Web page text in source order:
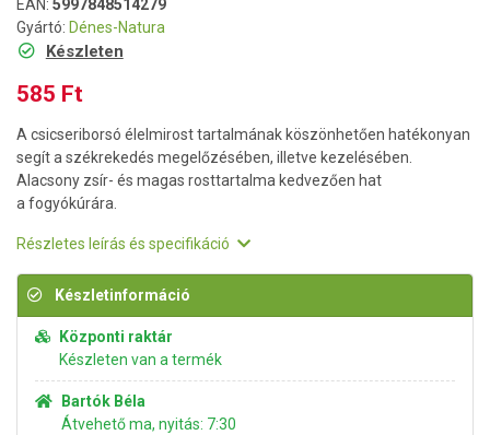
EAN: 5997848514279
Gyártó: Dénes-Natura
Készleten
585 Ft
A csicseriborsó élelmirost tartalmának köszönhetően hatékonyan
segít a székrekedés megelőzésében, illetve kezelésében.
Alacsony zsír- és magas rosttartalma kedvezően hat
a fogyókúrára.
Részletes leírás és specifikáció
Készletinformáció
Központi raktár
Készleten van a termék
Bartók Béla
Átvehető ma, nyitás: 7:30